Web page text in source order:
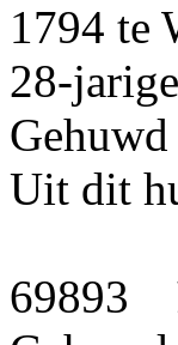
1794 te
28-
Uit dit
69893